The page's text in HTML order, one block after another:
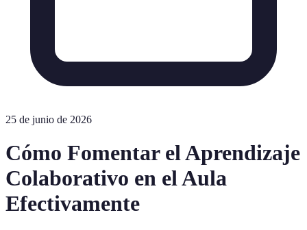
25 de junio de 2026
Cómo Fomentar el Aprendizaje
Colaborativo en el Aula
Efectivamente